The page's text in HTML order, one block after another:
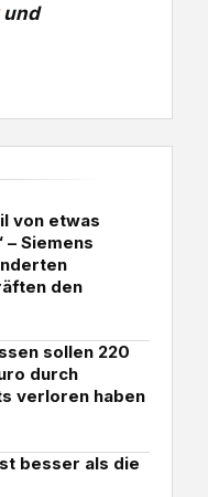
und
von etwas
– Siemens
den
sollen 220
durch
verloren haben
besser als die